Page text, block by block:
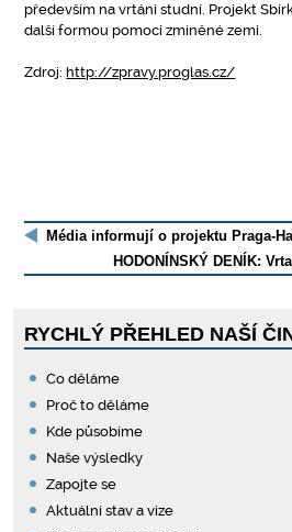
především na vrtání studní. Projekt
další formou pomoci zmíněné zemi.
Zdroj:http://zpravy.proglas.cz/
Média informují o projektu Praga-
HODONÍNSKÝ DENÍK:
RYCHLÝ PŘEHLED NAŠÍ
Co děláme
Proč to děláme
Kde působíme
Naše výsledky
Zapojte se
Aktuální stav a vize